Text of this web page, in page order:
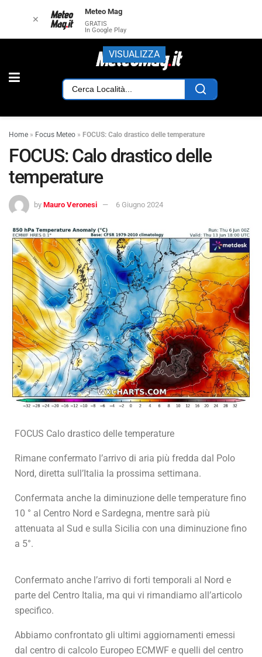
Home » Focus Meteo » FOCUS: Calo drastico delle temperature
FOCUS: Calo drastico delle
temperature
by Mauro Veronesi 6 Giugno 2024
FOCUS Calo drastico delle temperature
Rimane confermato l’arrivo di aria più fredda dal Polo
Nord, diretta sull’Italia la prossima settimana.
Confermata anche la diminuzione delle temperature fino
10 ° al Centro Nord e Sardegna, mentre sarà più
attenuata al Sud e sulla Sicilia con una diminuzione fino
a 5°.
Confermato anche l’arrivo di forti temporali al Nord e
parte del Centro Italia, ma qui vi rimandiamo all’articolo
specifico.
Abbiamo confrontato gli ultimi aggiornamenti emessi
dal centro di calcolo Europeo ECMWF e quelli del centro
✕
Meteo Mag
GRATIS
In Google Play
VISUALIZZA